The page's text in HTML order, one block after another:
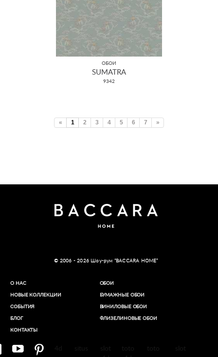
ОБОИ
SUMATRA
9342
« 1 2 3 4 5 6 7 »
© 2006 - 2026 Шоу-рум “BACCARA HOME”
О НАС
НОВЫЕ КОЛЛЕКЦИИ
СОБЫТИЯ
БЛОГ
КОНТАКТЫ
ОБОИ
БУМАЖНЫЕ ОБОИ
ВИНИЛОВЫЕ ОБОИ​
ФЛИЗЕЛИНОВЫЕ ОБОИ